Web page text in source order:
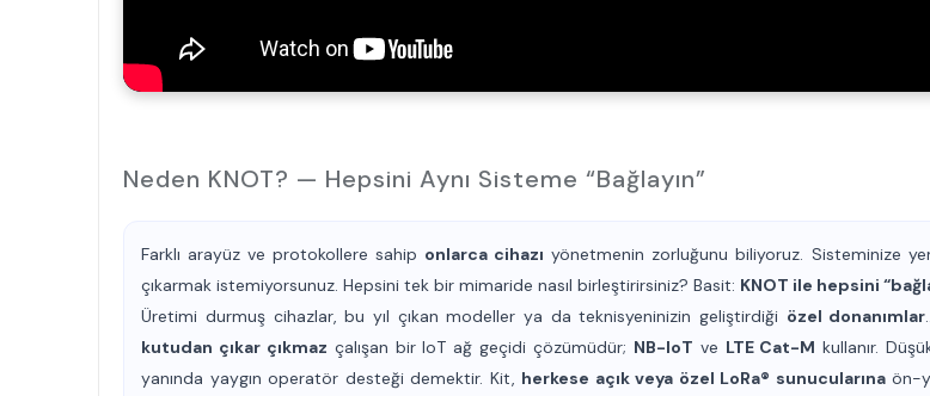
Neden KNOT? — Hepsini Aynı Sisteme “Bağlayın”
Farklı arayüz ve protokollere sahip onlarca cihazı yönetmenin zorluğunu biliyoruz. Sisteminize
çıkarmak istemiyorsunuz. Hepsini tek bir mimaride nasıl birleştirirsiniz? Basit: KNOT ile hepsini
Üretimi durmuş cihazlar, bu yıl çıkan modeller ya da teknisyeninizin geliştirdiği özel donanımlar
kutudan çıkar çıkmaz çalışan bir IoT ağ geçidi çözümüdür; NB-IoT ve LTE Cat-M kullanır.
yanında yaygın operatör desteği demektir. Kit, herkese açık veya özel LoRa® sunucularınaön-